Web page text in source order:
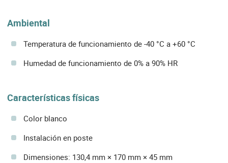
Ambiental
Temperatura de funcionamiento de -40 °C a +60 °C
Humedad de funcionamiento de 0% a 90% HR
Características físicas
Color blanco
Instalación en poste
Dimensiones: 130,4 mm × 170 mm × 45 mm